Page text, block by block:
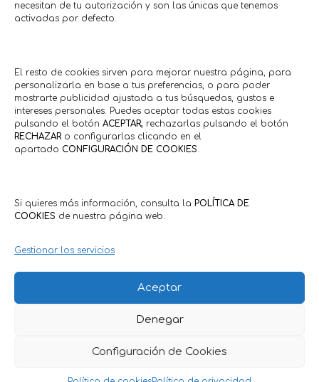
necesitan de tu autorización y son las únicas que tenemos
activadas por defecto.
El resto de cookies sirven para mejorar nuestra página, para
personalizarla en base a tus preferencias, o para poder
mostrarte publicidad ajustada a tus búsquedas, gustos e
intereses personales. Puedes aceptar todas estas cookies
pulsando el botón ACEPTAR, rechazarlas pulsando el botón
RECHAZARo configurarlas clicando en el
apartado CONFIGURACIÓN DE COOKIES.
Si quieres más información, consulta la POLÍTICA DE
COOKIES de nuestra página web.
Gestionar los servicios
Aceptar
Denegar
Configuración de Cookies
Condiciones Generales Clientes·Condiciones Generales